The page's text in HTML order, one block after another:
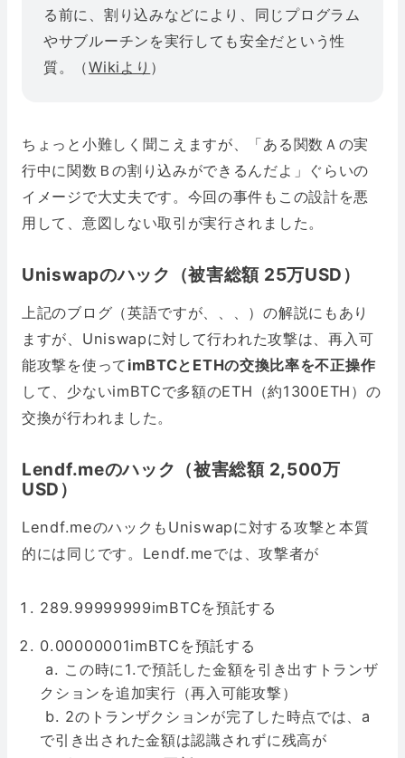
る前に、割り込みなどにより、同じプログラム
やサブルーチンを実行しても安全だという性
質。（Wikiより ）
ちょっと小難しく聞こえますが、「ある関数Ａの実
行中に関数Ｂの割り込みができるんだよ」ぐらいの
イメージで大丈夫です。今回の事件もこの設計を悪
用して、意図しない取引が実行されました。
Uniswapのハック（被害総額 25万USD）
上記のブログ（英語ですが、、、）の解説にもあり
ますが、Uniswapに対して行われた攻撃は、再入可
能攻撃を使って imBTCとETHの交換比率を不正操作
して、少ないimBTCで多額のETH（約1300ETH）の
交換が行われました。
Lendf.meのハック（被害総額 2,500万
USD）
Lendf.meのハックもUniswapに対する攻撃と本質
的には同じです。Lendf.meでは、攻撃者が
289.99999999imBTCを預託する
0.00000001imBTCを預託する
a. この時に1.で預託した金額を引き出すトランザ
クションを追加実行（再入可能攻撃）
b. 2のトランザクションが完了した時点では、a
で引き出された金額は認識されずに残高が